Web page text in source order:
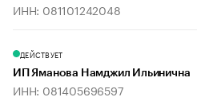
ИНН: 081101242048
ДЕЙСТВУЕТ
ИП Яманова Намджил Ильинична
ИНН: 081405696597